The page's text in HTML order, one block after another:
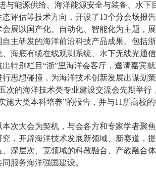
与能源供给、海洋能源安全与装备、水下
评估等技术方向，开设了13个分会场报告
展以国产化、自动化、智能化为主题，
主研发的海洋前沿科技产品成果。包括
海底有缆在线观测系统、水下无线光通
特别栏目“浙”里海洋会客厅，邀请嘉宾
思想碰撞，为海洋技术创新发展出谋划策
次的海洋技术类专业建设交流会先期举行
施大类本科培养”的报告，并与11所高校
次大会为契机，与会各方和专家学者聚
，开辟海洋技术发展新领域、新赛道，
深层次、宽领域的科教融合、产教融合体
服务海洋强国建设。